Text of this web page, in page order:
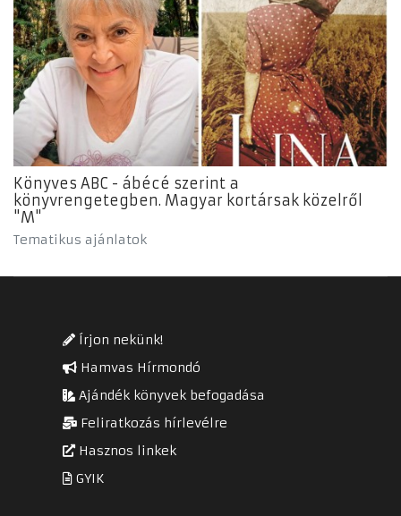
Könyves ABC - ábécé szerint a
könyvrengetegben. Magyar kortársak közelről
"M"
Tematikus ajánlatok
Írjon nekünk!
Hamvas Hírmondó
Ajándék könyvek befogadása
Feliratkozás hírlevélre
Hasznos linkek
GYIK